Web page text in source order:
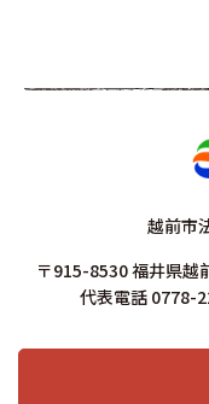
越前市
〒915-8530 福井県越
代表電話